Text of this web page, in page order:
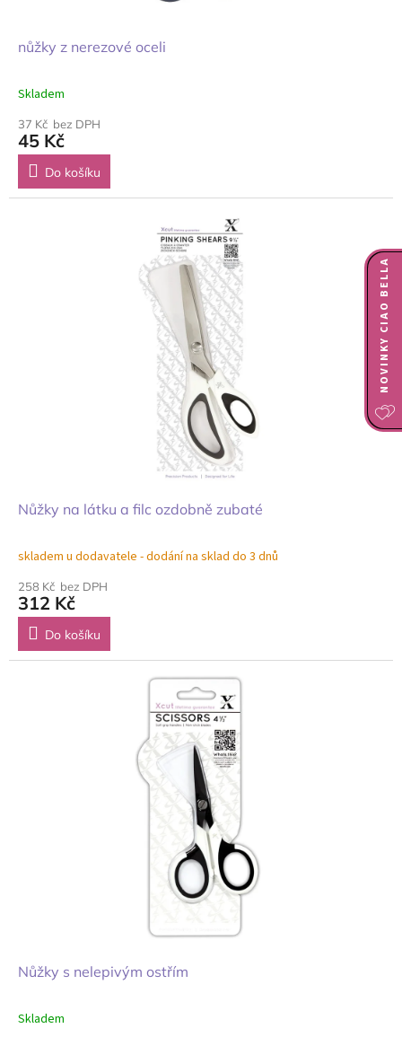
nůžky z nerezové oceli
Skladem
37 Kč bez DPH
45 Kč
Do košíku
Nůžky na látku a filc ozdobně zubaté
skladem u dodavatele - dodání na sklad do 3 dnů
258 Kč bez DPH
312 Kč
Do košíku
Nůžky s nelepivým ostřím
Skladem
NOVINKY CIAO BELLA